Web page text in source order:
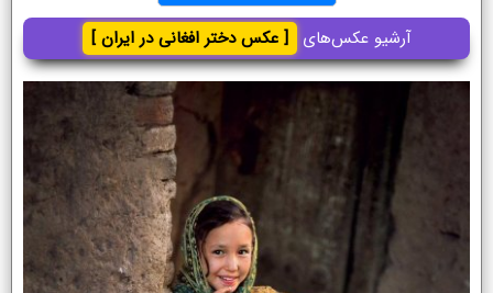
آرشیو عکس‌های [ عکس دختر افغانی در ایران ]